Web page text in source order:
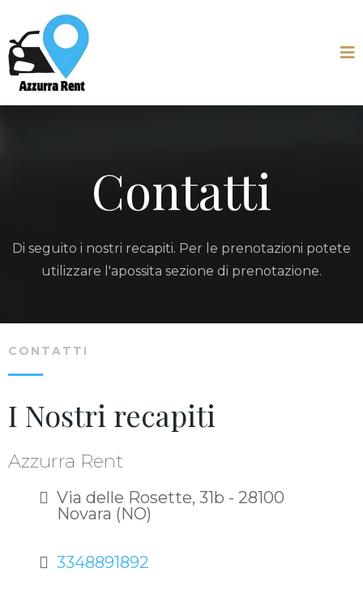
Contatti
Di seguito i nostri recapiti. Per le prenotazioni potete
utilizzare l'apossita sezione di prenotazione.
CONTATTI
I Nostri recapiti
Azzurra Rent
Via delle Rosette, 31b - 28100
Novara (NO)
3348891892